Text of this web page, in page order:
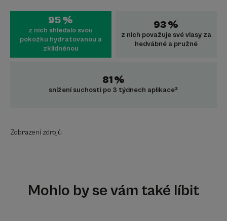
95 %
z nich shledalo svou
pokožku hydratovanou a
zklidněnou
93 %
z nich považuje své vlasy za
hedvábné a pružné
81 %
snížení suchosti po 3 týdnech aplikace²
Zobrazení zdrojů
Mohlo by se vám také líbit